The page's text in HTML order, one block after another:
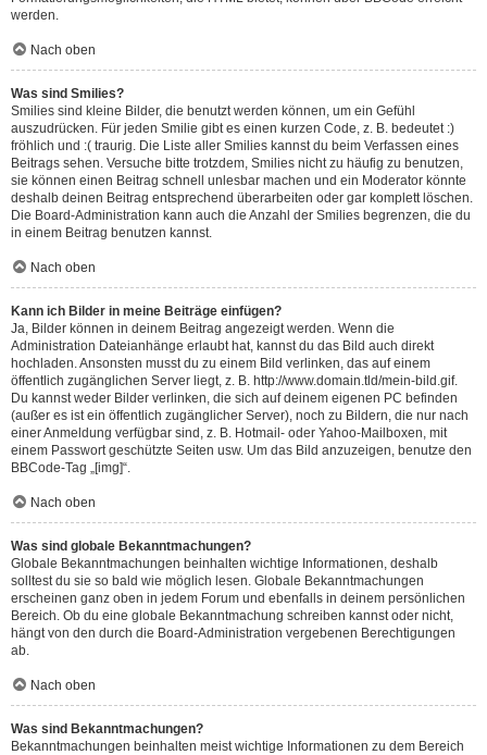
werden.
Nach oben
Was sind Smilies?
Smilies sind kleine Bilder, die benutzt werden können, um ein Gefühl
auszudrücken. Für jeden Smilie gibt es einen kurzen Code, z. B. bedeutet :)
fröhlich und :( traurig. Die Liste aller Smilies kannst du beim Verfassen eines
Beitrags sehen. Versuche bitte trotzdem, Smilies nicht zu häufig zu benutzen,
sie können einen Beitrag schnell unlesbar machen und ein Moderator könnte
deshalb deinen Beitrag entsprechend überarbeiten oder gar komplett löschen.
Die Board-Administration kann auch die Anzahl der Smilies begrenzen, die du
in einem Beitrag benutzen kannst.
Nach oben
Kann ich Bilder in meine Beiträge einfügen?
Ja, Bilder können in deinem Beitrag angezeigt werden. Wenn die
Administration Dateianhänge erlaubt hat, kannst du das Bild auch direkt
hochladen. Ansonsten musst du zu einem Bild verlinken, das auf einem
öffentlich zugänglichen Server liegt, z. B. http://www.domain.tld/mein-bild.gif.
Du kannst weder Bilder verlinken, die sich auf deinem eigenen PC befinden
(außer es ist ein öffentlich zugänglicher Server), noch zu Bildern, die nur nach
einer Anmeldung verfügbar sind, z. B. Hotmail- oder Yahoo-Mailboxen, mit
einem Passwort geschützte Seiten usw. Um das Bild anzuzeigen, benutze den
BBCode-Tag „[img]“.
Nach oben
Was sind globale Bekanntmachungen?
Globale Bekanntmachungen beinhalten wichtige Informationen, deshalb
solltest du sie so bald wie möglich lesen. Globale Bekanntmachungen
erscheinen ganz oben in jedem Forum und ebenfalls in deinem persönlichen
Bereich. Ob du eine globale Bekanntmachung schreiben kannst oder nicht,
hängt von den durch die Board-Administration vergebenen Berechtigungen
ab.
Nach oben
Was sind Bekanntmachungen?
Bekanntmachungen beinhalten meist wichtige Informationen zu dem Bereich